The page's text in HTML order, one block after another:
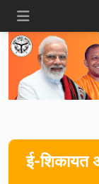
ई-शिकायत